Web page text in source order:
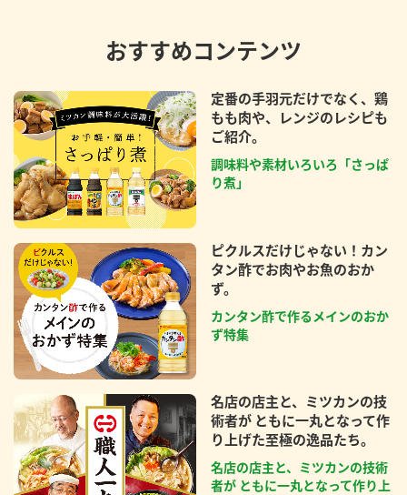
おすすめコンテンツ
定番の手羽元だけでなく、鶏
もも肉や、レンジのレシピも
ご紹介。
調味料や素材いろいろ「さっぱ
り煮」
ピクルスだけじゃない！カン
タン酢でお肉やお魚のおか
ず。
カンタン酢で作るメインのおか
ず特集
名店の店主と、ミツカンの技
術者が ともに一丸となって作
り上げた至極の逸品たち。
名店の店主と、ミツカンの技術
者が ともに一丸となって作り上